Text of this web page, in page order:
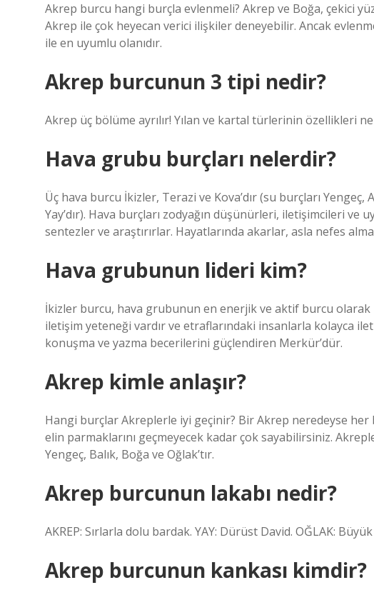
Akrep burcu hangi burçla evlenmeli? Akrep ve Boğa, çekici
Akrep ile çok heyecan verici ilişkiler deneyebilir. Ancak
ile en uyumlu olanıdır.
Akrep burcunun 3 tipi nedir?
Akrep üç bölüme ayrılır! Yılan ve kartal türlerinin özellikleri
Hava grubu burçları nelerdir?
Üç hava burcu İkizler, Terazi ve Kova’dır (su burçları Yengeç,
Yay’dır). Hava burçları zodyağın düşünürleri, iletişimcileri ve
sentezler ve araştırırlar. Hayatlarında akarlar, asla nefes
Hava grubunun lideri kim?
İkizler burcu, hava grubunun en enerjik ve aktif burcu
iletişim yeteneği vardır ve etraflarındaki insanlarla kolayca
konuşma ve yazma becerilerini güçlendiren Merkür’dür.
Akrep kimle anlaşır?
Hangi burçlar Akreplerle iyi geçinir? Bir Akrep neredeyse her
elin parmaklarını geçmeyecek kadar çok sayabilirsiniz.
Yengeç, Balık, Boğa ve Oğlak’tır.
Akrep burcunun lakabı nedir?
AKREP: Sırlarla dolu bardak. YAY: Dürüst David. OĞLAK:
Akrep burcunun kankası kimdir?